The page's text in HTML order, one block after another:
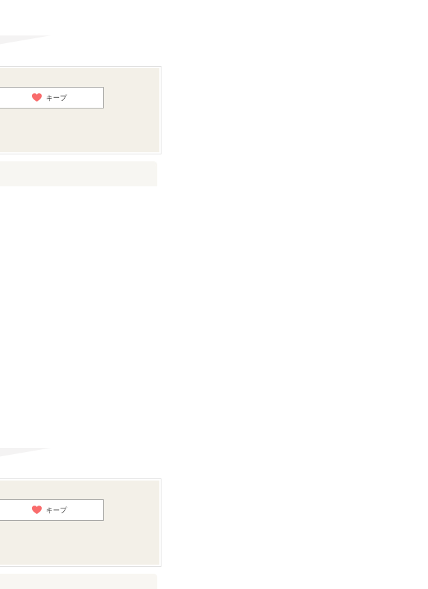
キープ
キープ